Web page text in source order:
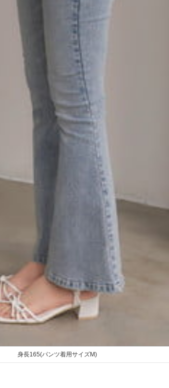
身長165(パンツ着用サイズM)